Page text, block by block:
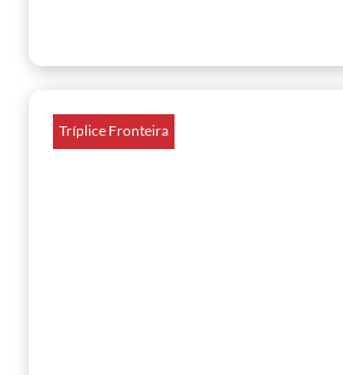
Tríplice Fronteira